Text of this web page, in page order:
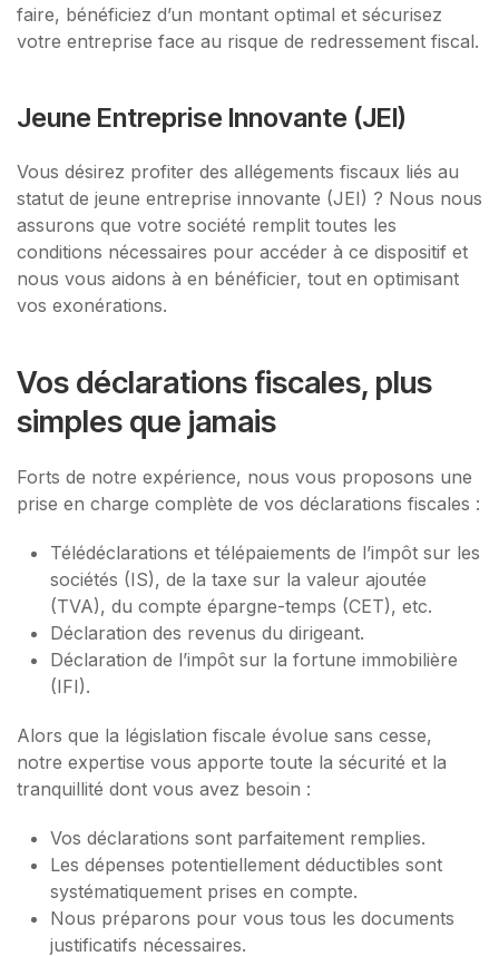
faire, bénéficiez d’un montant optimal et sécurisez
votre entreprise face au risque de redressement fiscal.
Jeune Entreprise Innovante (JEI)
Vous désirez profiter des allégements fiscaux liés au
statut de jeune entreprise innovante (JEI) ? Nous nous
assurons que votre société remplit toutes les
conditions nécessaires pour accéder à ce dispositif et
nous vous aidons à en bénéficier, tout en optimisant
vos exonérations.
Vos déclarations fiscales, plus
simples que jamais
Forts de notre expérience, nous vous proposons une
prise en charge complète de vos déclarations fiscales :
Télédéclarations et télépaiements de l’impôt sur les
sociétés (IS), de la taxe sur la valeur ajoutée
(TVA), du compte épargne-temps (CET), etc.
Déclaration des revenus du dirigeant.
Déclaration de l’impôt sur la fortune immobilière
(IFI).
Alors que la législation fiscale évolue sans cesse,
notre expertise vous apporte toute la sécurité et la
tranquillité dont vous avez besoin :
Vos déclarations sont parfaitement remplies.
Les dépenses potentiellement déductibles sont
systématiquement prises en compte.
Nous préparons pour vous tous les documents
justificatifs nécessaires.